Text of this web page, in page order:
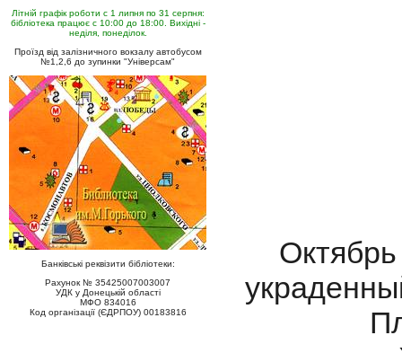
Літній графік роботи с 1 липня по 31 серпня:
бібліотека працює с 10:00 до 18:00. Вихідні -
неділя, понеділок.
Проїзд від залізничного вокзалу автобусом
№1,2,6 до зупинки "Універсам"
Банківські реквізити бібліотеки:
Рахунок № 35425007003007
УДК у Донецькій області
МФО 834016
Код організації (ЄДРПОУ) 00183816